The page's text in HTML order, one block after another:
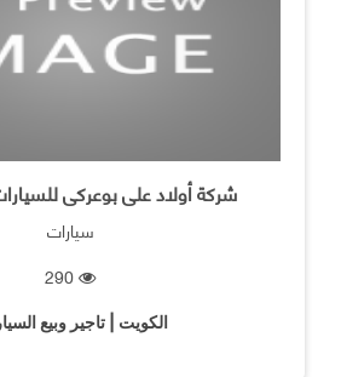
شركة أولاد على بوعركى
سيارات
الكويت | تاجير وبيع